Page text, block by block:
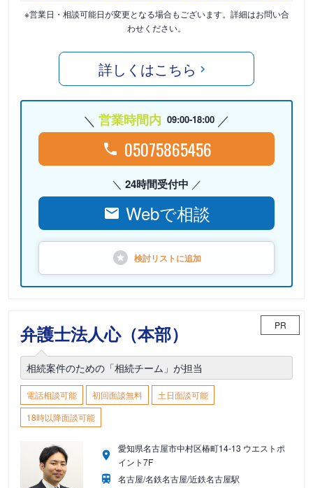
※営業日・相談可能日が変更となる場合もございます。詳細はお問い合
わせください。
詳しくはこちら
営業時間内 09:00-18:00
05075865456
24時間受付中
Webで相談
検討リストに追加
弁護士法人心（本部） PR
相続案件のための「相続チーム」が担当
電話相談可能 初回面談無料
土日面談可能
18時以降面談可能
愛知県名古屋市中村区椿町14-13 ウエストポ
イント7F
名古屋/名鉄名古屋/近鉄名古屋駅